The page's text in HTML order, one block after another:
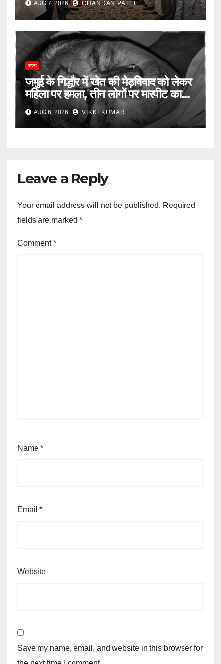
खींचतान, भाजपा को लेकर भी दो राय
AUG 7, 2026 CHANDAN PATEL
राज्य
जमुई के गिद्धौर में खेत की मेड़विवाद को लेकर
महिला पर हमला, तीन लोगों पर मारपीट का
आरोप
AUG 6, 2026 VIKKI KUMAR
Leave a Reply
Your email address will not be published. Required
fields are marked *
Comment*
Name *
Email *
Website
Save my name, email, and website in this browser for